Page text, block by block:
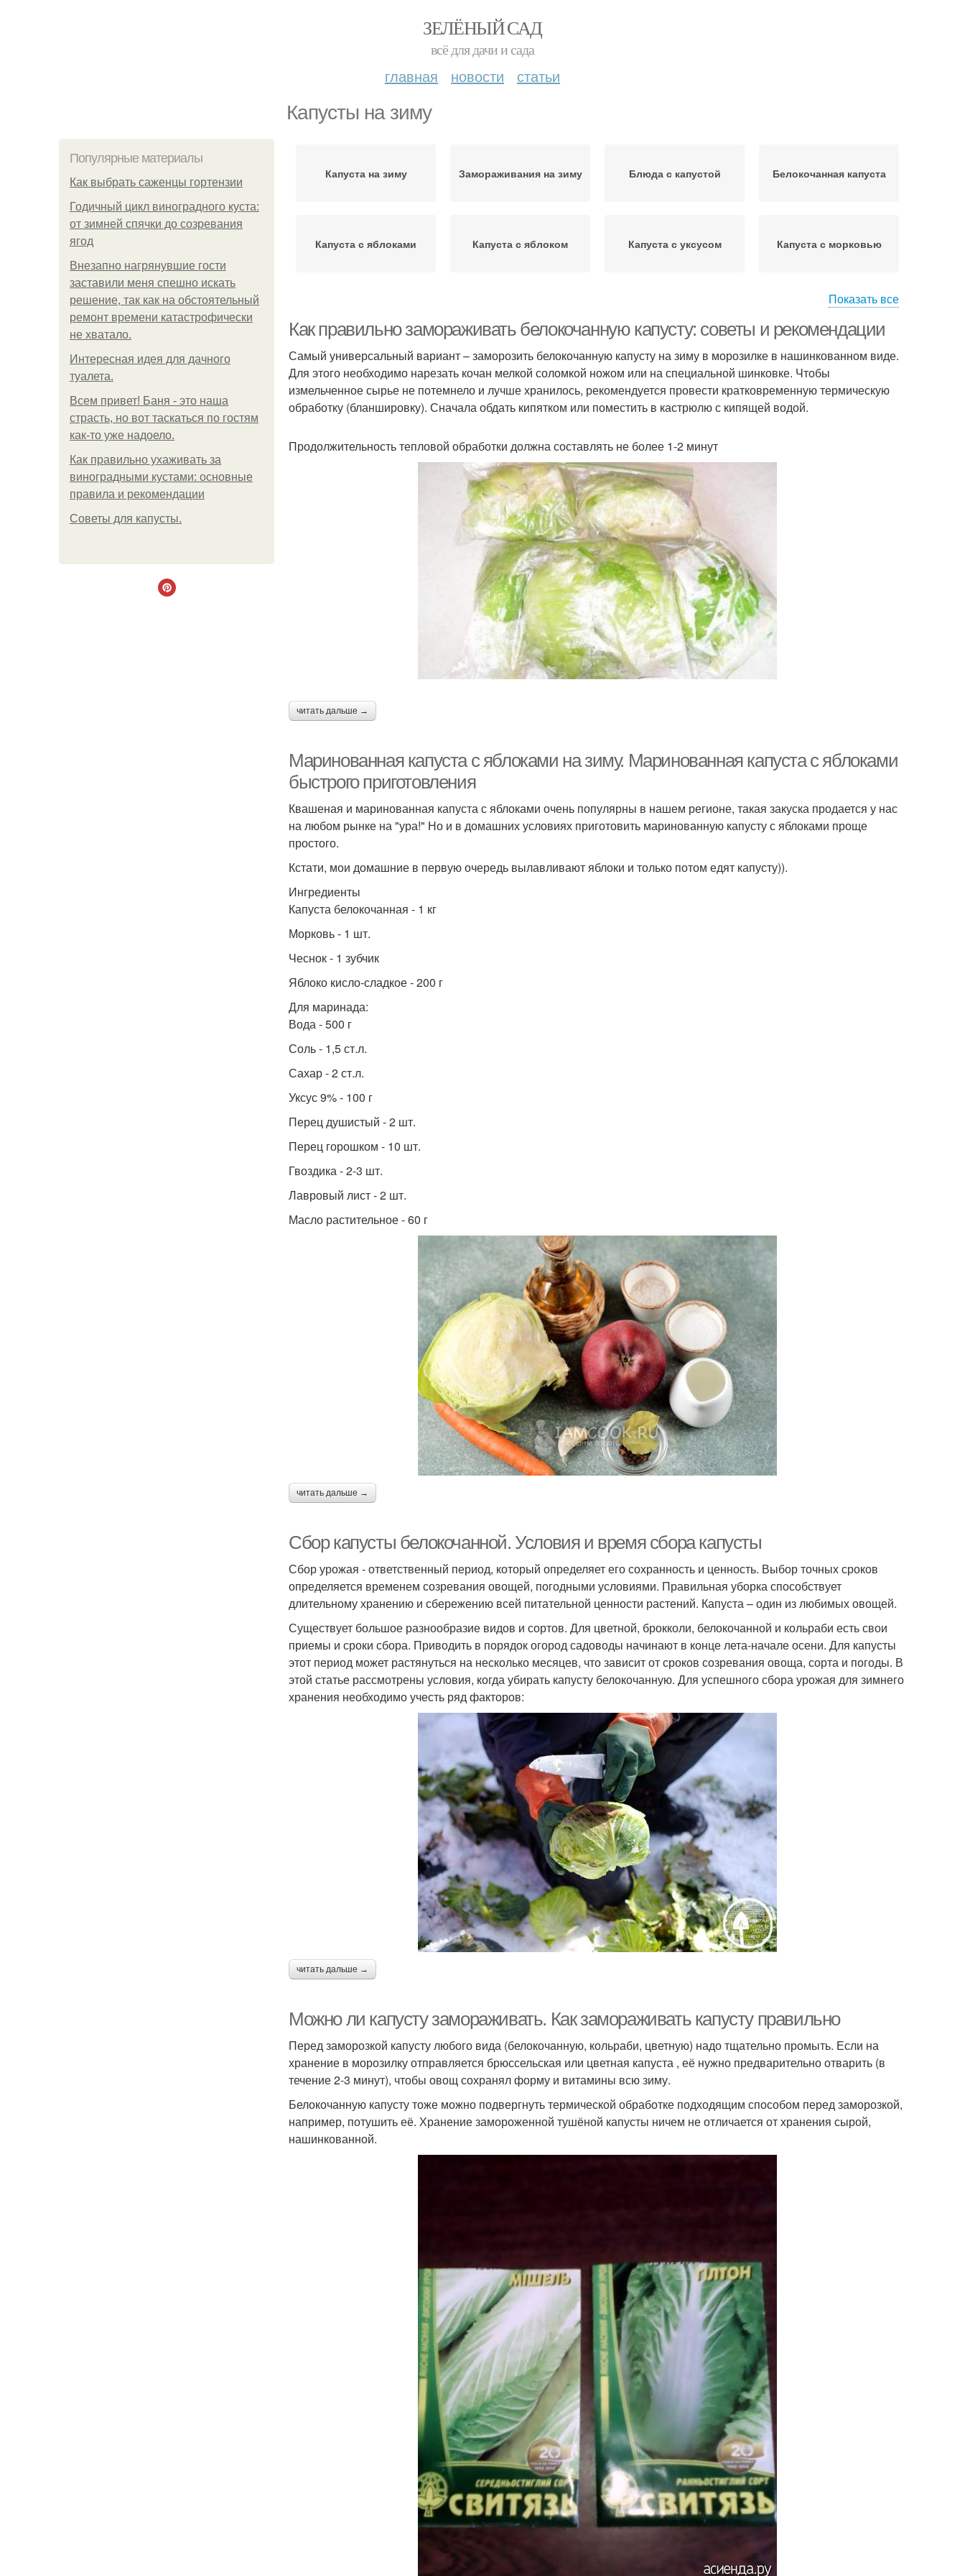
ЗЕЛЁНЫЙ САД
всё для дачи и сада
главная новости статьи
Капусты на зиму
Популярные материалы
Как выбрать саженцы гортензии
Годичный цикл виноградного куста:
от зимней спячки до созревания
ягод
Внезапно нагрянувшие гости
заставили меня спешно искать
решение, так как на обстоятельный
ремонт времени катастрофически
не хватало.
Интересная идея для дачного
туалета.
Всем привет! Баня - это наша
страсть, но вот таскаться по гостям
как-то уже надоело.
Как правильно ухаживать за
виноградными кустами: основные
правила и рекомендации
Советы для капусты.
Капуста на зиму Замораживания на зиму Блюда с капустой Белокочанная капуста
Капуста с яблоками Капуста с яблоком Капуста с уксусом Капуста с морковью
перцем
Капуста с клюквой
Капусты по лунному
календарю
Капусты на хранение Капусты в погребе
Капуста для прикорма
Капуста перед
заморозкой
Цветная капуста
Капуста без варки
Оладьи из цветной
капусты
Японская капуста Условия на зиму
Капусты со свёклой Банка на зиму
Капусты в целлофане Капусты для хранения Капусты к заморозке Капусты для голубцов
Овощи на зиму Брюссельская капуста Капусты для заморозки
Салат из
краснокочанной
Показать все
Как правильно замораживать белокочанную капусту: советы и рекомендации
Самый универсальный вариант – заморозить белокочанную капусту на зиму в морозилке в нашинкованном виде.
Для этого необходимо нарезать кочан мелкой соломкой ножом или на специальной шинковке. Чтобы
измельченное сырье не потемнело и лучше хранилось, рекомендуется провести кратковременную термическую
обработку (бланшировку). Сначала обдать кипятком или поместить в кастрюлю с кипящей водой.
Продолжительность тепловой обработки должна составлять не более 1-2 минут
читать дальше →
Маринованная капуста с яблоками на зиму. Маринованная капуста с яблоками
быстрого приготовления
Квашеная и маринованная капуста с яблоками очень популярны в нашем регионе, такая закуска продается у нас
на любом рынке на "ура!" Но и в домашних условиях приготовить маринованную капусту с яблоками проще
простого.
Кстати, мои домашние в первую очередь вылавливают яблоки и только потом едят капусту)).
Ингредиенты
Капуста белокочанная - 1 кг
Морковь - 1 шт.
Чеснок - 1 зубчик
Яблоко кисло-сладкое - 200 г
Для маринада:
Вода - 500 г
Соль - 1,5 ст.л.
Сахар - 2 ст.л.
Уксус 9% - 100 г
Перец душистый - 2 шт.
Перец горошком - 10 шт.
Гвоздика - 2-3 шт.
Лавровый лист - 2 шт.
Масло растительное - 60 г
читать дальше →
Сбор капусты белокочанной. Условия и время сбора капусты
Сбор урожая - ответственный период, который определяет его сохранность и ценность. Выбор точных сроков
определяется временем созревания овощей, погодными условиями. Правильная уборка способствует
длительному хранению и сбережению всей питательной ценности растений. Капуста – один из любимых овощей.
Существует большое разнообразие видов и сортов. Для цветной, брокколи, белокочанной и кольраби есть свои
приемы и сроки сбора. Приводить в порядок огород садоводы начинают в конце лета-начале осени. Для капусты
этот период может растянуться на несколько месяцев, что зависит от сроков созревания овоща, сорта и погоды. В
этой статье рассмотрены условия, когда убирать капусту белокочанную. Для успешного сбора урожая для зимнего
хранения необходимо учесть ряд факторов:
читать дальше →
Можно ли капусту замораживать. Как замораживать капусту правильно
Перед заморозкой капусту любого вида (белокочанную, кольраби, цветную) надо тщательно промыть. Если на
хранение в морозилку отправляется брюссельская или цветная капуста , её нужно предварительно отварить (в
течение 2-3 минут), чтобы овощ сохранял форму и витамины всю зиму.
Белокочанную капусту тоже можно подвергнуть термической обработке подходящим способом перед заморозкой,
например, потушить её. Хранение замороженной тушёной капусты ничем не отличается от хранения сырой,
нашинкованной.